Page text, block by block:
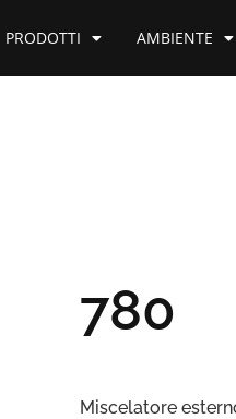
PRODOTTI AMBIENTE
780
Miscelatore